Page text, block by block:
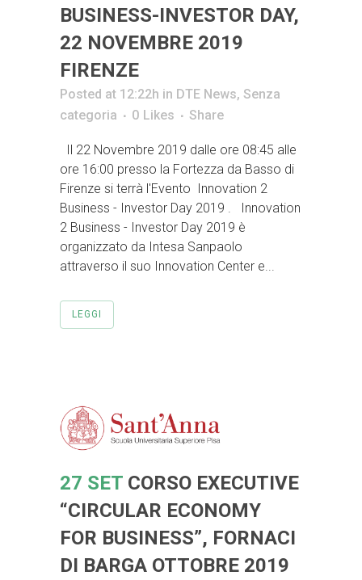
BUSINESS-INVESTOR DAY,
22 NOVEMBRE 2019
FIRENZE
Posted at 12:22h in DTE News, Senza
categoria
0 Likes Share
Il 22 Novembre 2019 dalle ore 08:45 alle
ore 16:00 presso la Fortezza da Basso di
Firenze si terrà l'Evento Innovation 2
Business - Investor Day 2019 . Innovation
2 Business - Investor Day 2019 è
organizzato da Intesa Sanpaolo
attraverso il suo Innovation Center e...
LEGGI
27 SET CORSO EXECUTIVE
“CIRCULAR ECONOMY
FOR BUSINESS”, FORNACI
DI BARGA OTTOBRE 2019